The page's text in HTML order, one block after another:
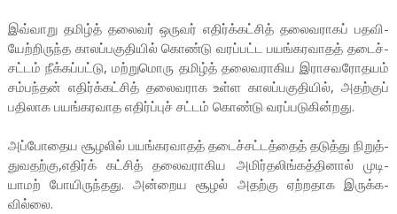
இவ்­வாறு தமிழ்த் தலைவர் ஒருவர் எதிர்க்­கட்சித் தலை­வ­ராகப் பத­வி­
யேற்­றி­ருந்த காலப்­ப­கு­தியில் கொண்டு வரப்­பட்ட பயங்­க­ர­வாதத் தடைச்­
சட்டம் நீக்­கப்­பட்டு, மற்­று­மொரு தமிழ்த் தலை­வ­ரா­கிய இரா­ச­வ­ரோ­தயம்
சம்­பந்தன் எதிர்க்­கட்சித் தலை­வ­ராக உள்ள காலப்­ப­கு­தியில், அதற்குப்
பதி­லாக பயங்­க­ர­வாத எதிர்ப்புச் சட்டம் கொண்டு வரப்­ப­டு­கின்­றது.
அப்­போ­தைய சூழலில் பயங்­க­ர­வாதத் தடைச்­சட்­டத்தைத் தடுத்து நிறுத்­
து­வ­தற்கு,எதிர்­க் கட்சித் தலை­வ­ரா­கிய அமிர்­த­லிங்­கத்­தினால் முடி­
யாமற் போயி­ருந்­தது. அன்­றைய சூழல் அதற்கு ஏற்­ற­தாக இருக்­க­
வில்லை.